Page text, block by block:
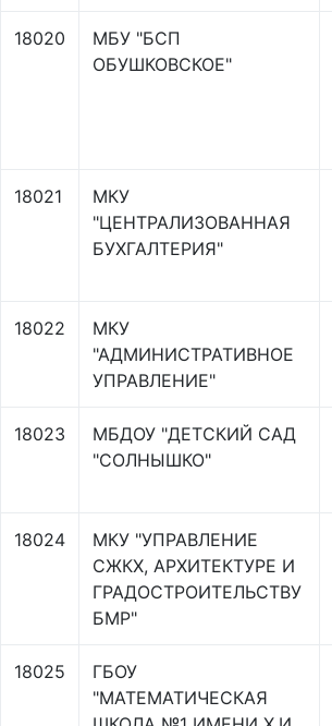
18020
МБУ "БСП
ОБУШКОВСКОЕ"
18021
МКУ
"ЦЕНТРАЛИЗОВАННАЯ
БУХГАЛТЕРИЯ"
18022
МКУ
"АДМИНИСТРАТИВНОЕ
УПРАВЛЕНИЕ"
18023
МБДОУ "ДЕТСКИЙ САД
"СОЛНЫШКО"
18024
МКУ "УПРАВЛЕНИЕ
СЖКХ, АРХИТЕКТУРЕ И
ГРАДОСТРОИТЕЛЬСТВУ
БМР"
18025
ГБОУ
"МАТЕМАТИЧЕСКАЯ